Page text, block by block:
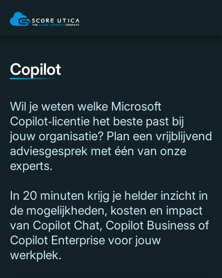
Copilot
Wil je weten welke Microsoft
Copilot‑licentie het beste past bij
jouw organisatie? Plan een vrijblijvend
adviesgesprek met één van onze
experts.
In 20 minuten krijg je helder inzicht in
de mogelijkheden, kosten en impact
van Copilot Chat, Copilot Business of
Copilot Enterprise voor jouw
werkplek.